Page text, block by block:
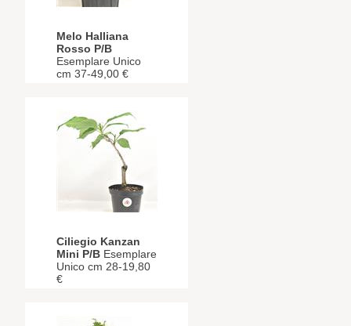
Melo Halliana
Rosso P/B
Esemplare Unico
cm 37-49,00 €
Ciliegio Kanzan
Mini P/B Esemplare
Unico cm 28-19,80
€